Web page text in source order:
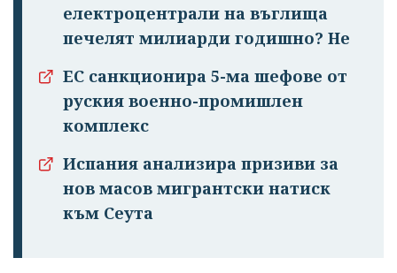
електроцентрали на въглища
печелят милиарди годишно? Не
ЕС санкционира 5-ма шефове от
руския военно-промишлен
комплекс
Испания анализира призиви за
нов масов мигрантски натиск
към Сеута